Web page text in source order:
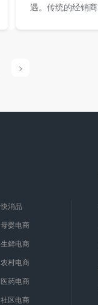
遇。传统的经销
>
快消品
母婴电商
生鲜电商
农村电商
医药电商
社区电商